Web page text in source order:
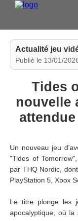
Actualité jeu
Publié le 13/01/
Tides
nouvelle
Un nouveau jeu
"Tides of
par THQ Nordic,
PlayStation 5, Xbox
Le titre plonge les
apocalyptique, où la